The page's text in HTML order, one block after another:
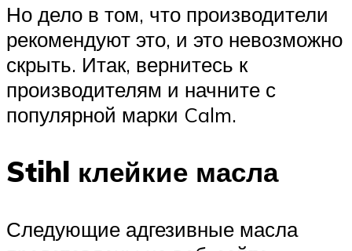
Но дело в том, что производители
рекомендуют это, и это невозможно
скрыть. Итак, вернитесь к
производителям и начните с
популярной марки Calm.
Stihl клейкие масла
Следующие адгезивные масла